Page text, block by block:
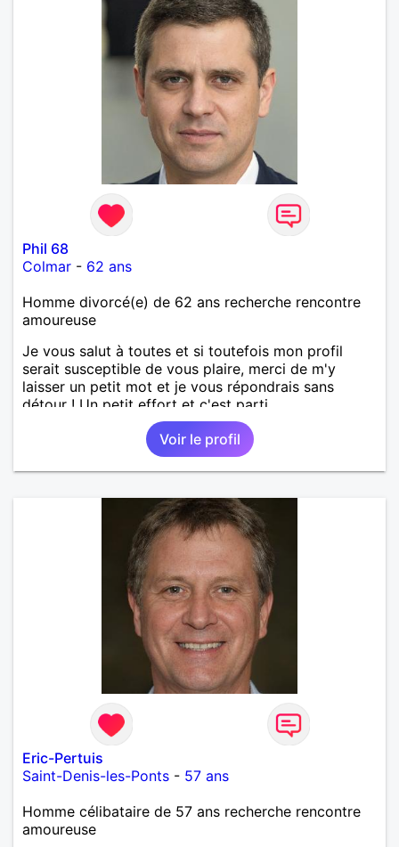
Phil 68
Colmar - 62 ans
Homme divorcé(e) de 62 ans recherche rencontre
amoureuse
Je vous salut à toutes et si toutefois mon profil
serait susceptible de vous plaire, merci de m'y
laisser un petit mot et je vous répondrais sans
détour ! Un petit effort et c'est parti...
Voir le profil
Eric-Pertuis
Saint-Denis-les-Ponts - 57 ans
Homme célibataire de 57 ans recherche rencontre
amoureuse